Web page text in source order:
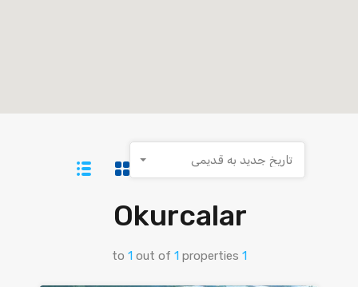
Okurcalar
1
to 1 out of 1 properties
تاریخ جدید به قدیمی